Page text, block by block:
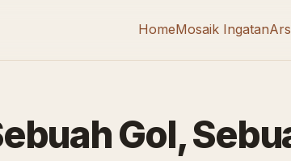
HomeMosaik Ingatan
Gol,